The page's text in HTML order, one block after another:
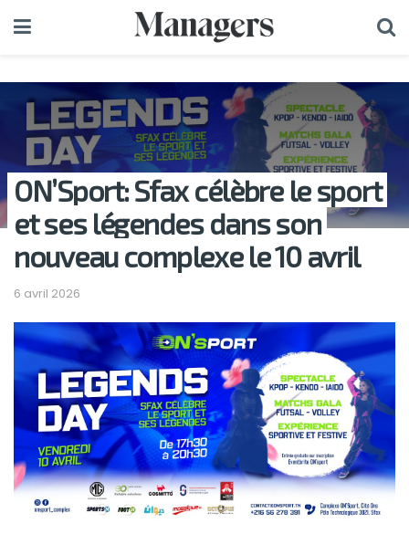
ON’Sport: Sfax célèbre le sport
et ses légendes dans son
nouveau complexe le 10 avril
6 avril 2026